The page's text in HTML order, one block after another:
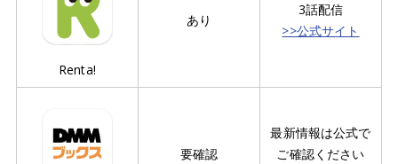
Renta!
あり
3話配信
>>公式サイト
要確認
最新情報は公式で
ご確認ください